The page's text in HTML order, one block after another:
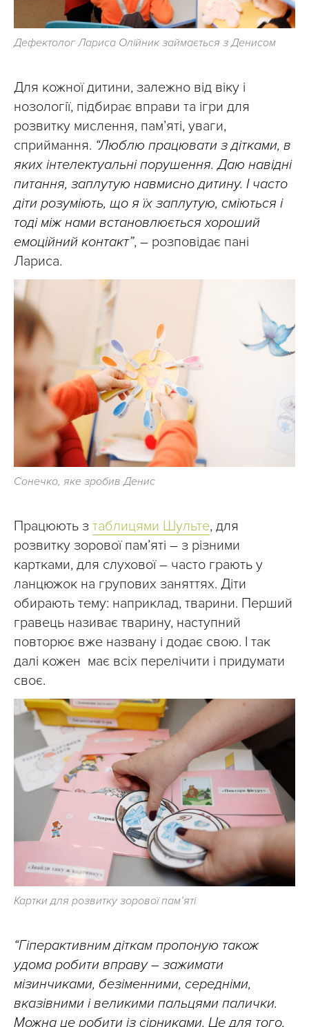
Дефектолог Лариса Олійник займається з Денисом
Для кожної дитини, залежно від віку і
нозології, підбирає вправи та ігри для
розвитку мислення, пам’яті, уваги,
сприймання. “Люблю працювати з дітками, в
яких інтелектуальні порушення. Даю навідні
питання, заплутую навмисно дитину. І часто
діти розуміють, що я їх заплутую, сміються і
тоді між нами встановлюється хороший
емоційний контакт”, – розповідає пані
Лариса.
Сонечко, яке зробив Денис
Працюють з таблицями Шульте, для
розвитку зорової пам’яті – з різними
картками, для слухової – часто грають у
ланцюжок на групових заняттях. Діти
обирають тему: наприклад, тварини. Перший
гравець називає тварину, наступний
повторює вже названу і додає свою. І так
далі кожен має всіх перелічити і придумати
своє.
Картки для розвитку зорової пам’яті
“Гіперактивним діткам пропоную також
удома робити вправу – зажимати
мізинчиками, безіменними, середніми,
вказівними і великими пальцями палички.
Можна це робити із сірниками. Це для того,